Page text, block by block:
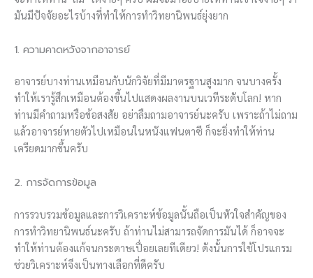
มันมีปัจจัยอะไรบ้างที่ทำให้การทำวิทยานิพนธ์ยุ่งยาก
1. ความคาดหวังจากอาจารย์
อาจารย์บางท่านเหมือนกับนักวิจัยที่มีมาตรฐานสูงมาก จนบางครั้ง
ทำให้เรารู้สึกเหมือนต้องขึ้นไปแสดงผลงานบนเวทีระดับโลก! หาก
ท่านมีคำถามหรือข้อสงสัย อย่าลืมถามอาจารย์นะครับ เพราะถ้าไม่ถาม
แล้วอาจารย์หายตัวไปเหมือนในหนังแฟนตาซี ก็จะยิ่งทำให้ท่าน
เครียดมากขึ้นครับ
2. การจัดการข้อมูล
การรวบรวมข้อมูลและการวิเคราะห์ข้อมูลนั้นถือเป็นหัวใจสำคัญของ
การทำวิทยานิพนธ์นะครับ ถ้าท่านไม่สามารถจัดการมันได้ ก็อาจจะ
ทำให้ท่านต้องแก้จนกระดาษเปื่อยเลยทีเดียว! ดังนั้นการใช้โปรแกรม
ช่วยวิเคราะห์จึงเป็นทางเลือกที่ดีครับ